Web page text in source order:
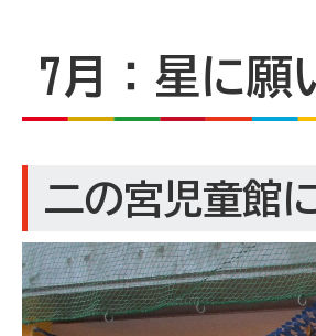
7月：星に
二の宮児童館